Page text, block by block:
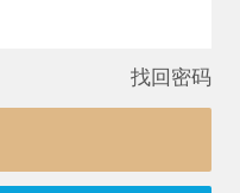
找回密码